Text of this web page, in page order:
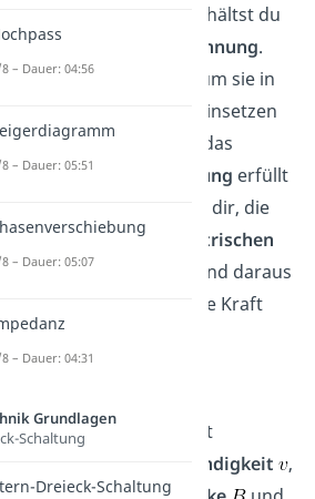
erhältst du
die
Spannung.
wirst du brauchen, um sie in
Formeln einsetzen
können. Beachte, dass das
derEnergieerhaltung erfüllt
muss. Das ermöglicht dir, die
mit der
elektrischen
gleichzusetzen und daraus
für die Kraft
Bremskraft
ist damit
Geschwindigkeit
,
– Dauer: 04:56
– Dauer: 05:51
– Dauer: 05:07
– Dauer: 04:31
Grundlagen
Schaltung
Dreieck-Schaltung